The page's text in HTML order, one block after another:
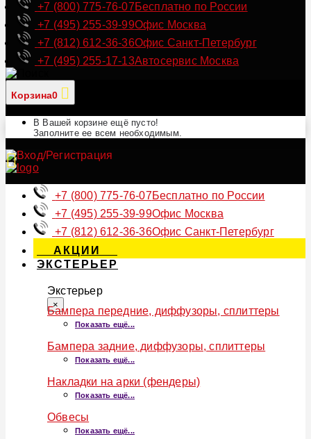
+7 (800) 775-76-07Бесплатно по России
+7 (495) 255-39-99Офис Москва
+7 (812) 612-36-36Офис Санкт-Петербург
+7 (495) 255-17-13Автосервис Москва
Корзина0
В Вашей корзине ещё пусто!
Заполните ее всем необходимым.
+7 (800) 775-76-07Бесплатно по России
+7 (495) 255-39-99Офис Москва
+7 (812) 612-36-36Офис Санкт-Петербург
АКЦИИ
ЭКСТЕРЬЕР
Экстерьер
×
Бампера передние, диффузоры, сплиттеры
Показать ещё...
Бампера задние, диффузоры, сплиттеры
Показать ещё...
Накладки на арки (фендеры)
Показать ещё...
Обвесы
Показать ещё...